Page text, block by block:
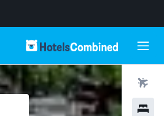
טיסות
מלונות